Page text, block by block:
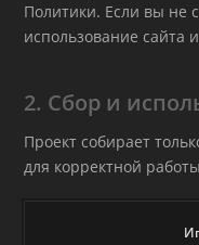
Политики. Если вы не
использование сайта
2. Сбор и
Проект собирает
для корректной